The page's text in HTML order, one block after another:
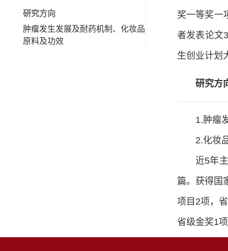
研究方向
肿瘤发生发展及耐药机制、化妆品
原料及功效
奖一等奖一
者发表论文
生创业计划
研究方
1.肿瘤
2.化妆
近5年
篇。获得国
项目2项，
省级金奖1